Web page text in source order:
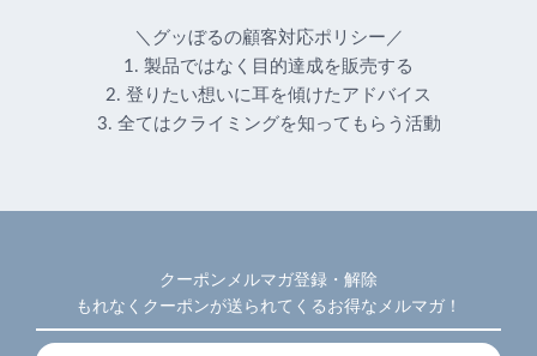
＼グッぼるの顧客対応ポリシー／
1. 製品ではなく目的達成を販売する
2. 登りたい想いに耳を傾けたアドバイス
3. 全てはクライミングを知ってもらう活動
クーポンメルマガ登録・解除
もれなくクーポンが送られてくるお得なメルマガ！